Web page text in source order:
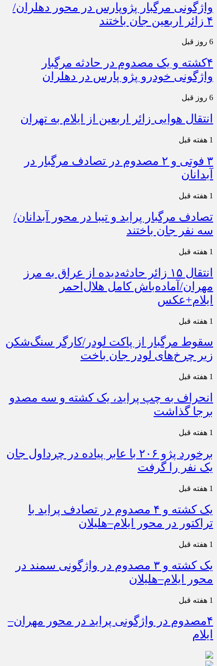
واژگونی مرگبار پژوپارس در محور دهلران/
۴ زائر اربعین جان باختند
6 روز قبل
۴کشته و یک مصدوم در حادثه مرگبار
واژگونی خودرو پژو پارس در دهلران
6 روز قبل
انتقال هوایی زائر اربعین از ایلام به تهران
1 هفته قبل
۳ فوتی و ۲ مصدوم در تصادف مرگبار در
آبدانان
1 هفته قبل
تصادف مرگبار پراید و تیبا در محور آبدانان/
سه نفر جان باختند
1 هفته قبل
انتقال ۱۵ زائر حادثه‌دیده از عراق به مرز
مهران/آماده‌باش کامل هلال‌احمر
ایلام+عکس
1 هفته قبل
سقوط مرگبار از پاکت لودر/کارگر سنگ‌شکن
زیر چرخ‌های لودر جان باخت
1 هفته قبل
انحراف به چپ پراید، یک کشته و سه مصدو
برجا گذاشت
1 هفته قبل
برخورد پژو ۲۰۶ با عابر پیاده در چرداول جان
یک نفر را گرفت
1 هفته قبل
یک کشته و ۴ مصدوم در تصادف پراید با
تراکتور در محور ایلام–هلیلان
1 هفته قبل
یک کشته و ۳ مصدوم در واژگونی سمند در
محور ایلام–هلیلان
1 هفته قبل
۴مصدوم در واژگونی پراید در محور مهران–
ایلام